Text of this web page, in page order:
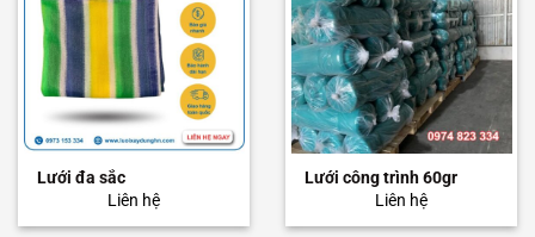
Lưới đa sắc
Liên hệ
Lưới công trình 60gr
Liên hệ